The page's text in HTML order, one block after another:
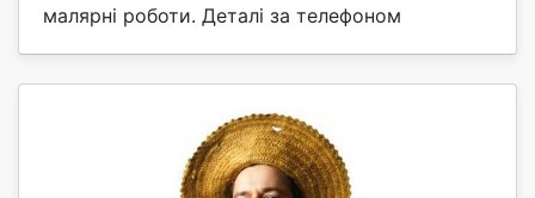
малярні роботи. Деталі за телефоном